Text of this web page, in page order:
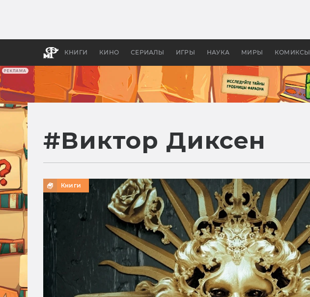
РЕКЛАМА
КНИГИ КИНО СЕРИАЛЫ ИГРЫ НАУКА МИРЫ КОМИКСЫ
апокалипсис, в России —
#Виктор Диксен
Книги